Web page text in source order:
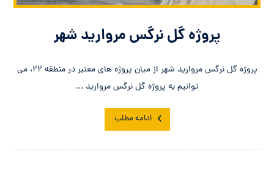
پروژه گل نرگس مروارید شهر
پروژه گل نرگس مروارید شهر از میان پروژه های معتبر در منطقه ۲۲، می
توانیم به پروژه گل نرگس مروارید ...
ادامه مطلب